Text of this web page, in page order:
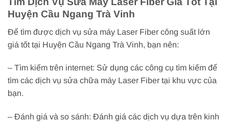
Huyện Cầu Ngang Trà Vinh
Để tìm được dịch vụ sửa máy Laser Fiber công suất lớn
giá tốt tại Huyện Cầu Ngang Trà Vinh, bạn nên:
– Tìm kiếm trên internet: Sử dụng các công cụ tìm kiếm để
tìm các dịch vụ sửa chữa máy Laser Fiber tại khu vực của
bạn.
– Đánh giá và so sánh: Đánh giá các dịch vụ dựa trên kinh